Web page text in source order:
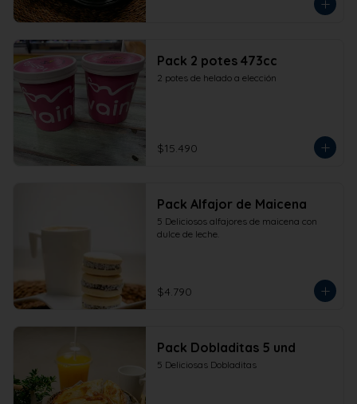
Pack 2 potes 473cc
2 potes de helado a elección
$15.490
Pack Alfajor de Maicena
5 Deliciosos alfajores de maicena con
dulce de leche.
$4.790
Pack Dobladitas 5 und
5 Deliciosas Dobladitas